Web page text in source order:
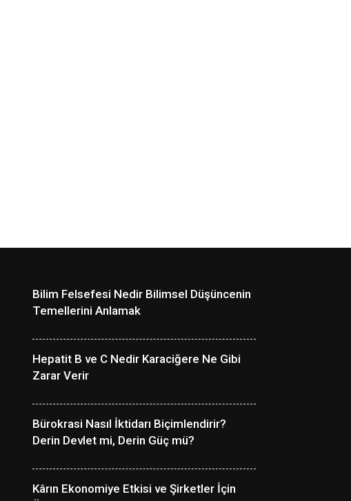
Bilim Felsefesi Nedir Bilimsel Düşüncenin
Temellerini Anlamak
Hepatit B ve C Nedir Karaciğere Ne Gibi
Zarar Verir
Bürokrasi Nasıl İktidarı Biçimlendirir?
Derin Devlet mi, Derin Güç mü?
Kârın Ekonomiye Etkisi ve Şirketler İçin